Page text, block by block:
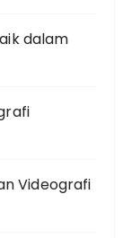
dalam
Videografi